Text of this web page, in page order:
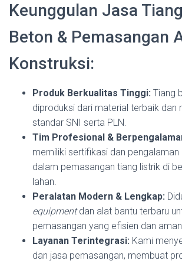
Keunggulan Jasa
Beton & Pemasangan
Konstruksi:
Produk Berkualitas Tinggi: Tiang
diproduksi dari material terbaik dan
standar SNI serta PLN.
Tim Profesional &
memiliki sertifikasi dan pengalaman
dalam pemasangan tiang listrik di
lahan.
Peralatan Modern & Lengkap:
equipmentdan alat bantu terbaru
pemasangan yang efisien dan
Layanan Terintegrasi: Kami
dan jasa pemasangan, membuat